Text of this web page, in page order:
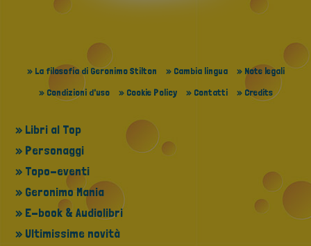
» La filosofia di Geronimo Stilton » Cambia lingua
» Note legali
» Condizioni d'uso
» Cookie Policy » Contatti » Credits
» Libri al Top
» Personaggi
» Topo-eventi
» Geronimo Mania
» E-book & Audiolibri
» Ultimissime novità